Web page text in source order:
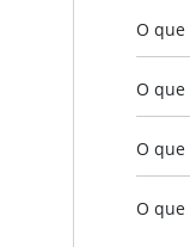
O que
O que
O que
O que